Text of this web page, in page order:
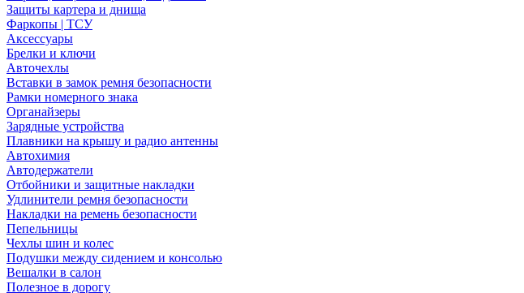
Защиты картера и днища
Фаркопы | ТСУ
Аксессуары
Брелки и ключи
Авточехлы
Вставки в замок ремня безопасности
Рамки номерного знака
Органайзеры
Зарядные устройства
Плавники на крышу и радио антенны
Автохимия
Автодержатели
Отбойники и защитные накладки
Удлинители ремня безопасности
Накладки на ремень безопасности
Пепельницы
Чехлы шин и колес
Подушки между сидением и консолью
Вешалки в салон
Полезное в дорогу